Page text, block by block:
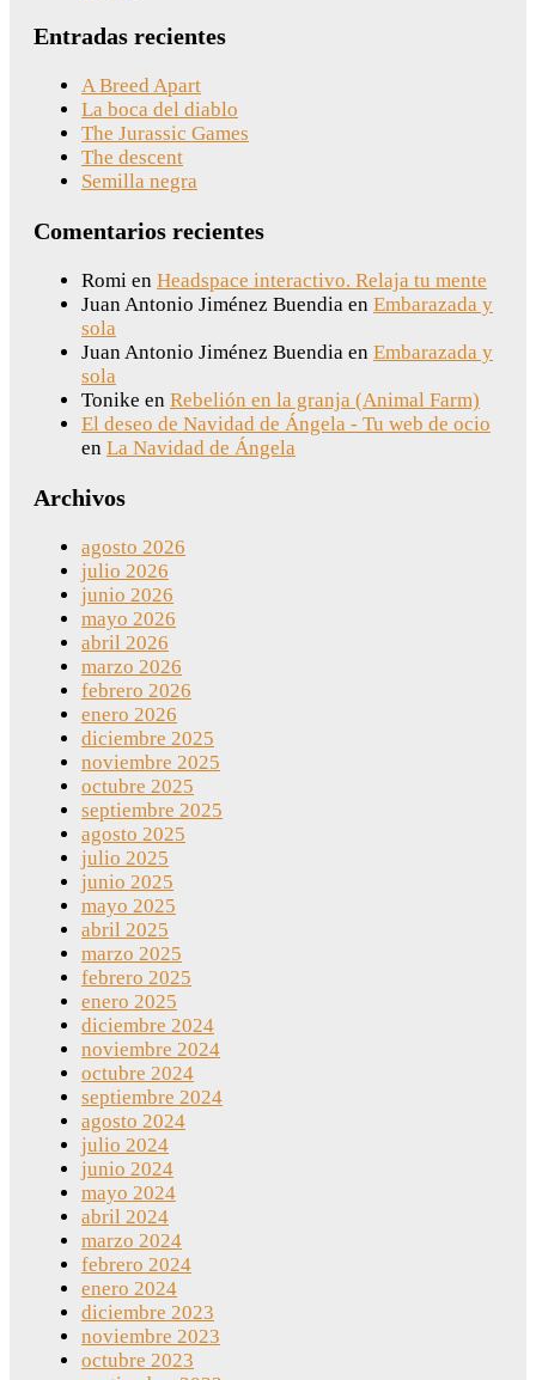
Entradas recientes
A Breed Apart
La boca del diablo
The Jurassic Games
The descent
Semilla negra
Comentarios recientes
Romi en Headspace interactivo. Relaja tu mente
Juan Antonio Jiménez Buendia en Embarazada y
sola
Juan Antonio Jiménez Buendia en Embarazada y
sola
Tonike en Rebelión en la granja (Animal Farm)
El deseo de Navidad de Ángela - Tu web de ocio
en La Navidad de Ángela
Archivos
agosto 2026
julio 2026
junio 2026
mayo 2026
abril 2026
marzo 2026
febrero 2026
enero 2026
diciembre 2025
noviembre 2025
octubre 2025
septiembre 2025
agosto 2025
julio 2025
junio 2025
mayo 2025
abril 2025
marzo 2025
febrero 2025
enero 2025
diciembre 2024
noviembre 2024
octubre 2024
septiembre 2024
agosto 2024
julio 2024
junio 2024
mayo 2024
abril 2024
marzo 2024
febrero 2024
enero 2024
diciembre 2023
noviembre 2023
octubre 2023